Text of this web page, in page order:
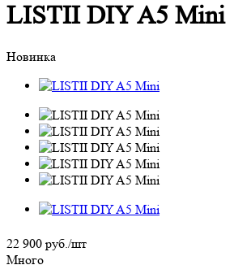
LISTII DIY A5 Mini
Новинка
22 900 руб./шт
Много